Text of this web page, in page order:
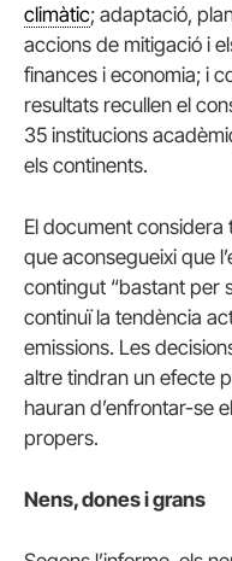
climàtic; adaptació,
accions de mitigació i
finances i economia; i
resultats recullen el
35 institucions
els continents.
El document considera
que aconsegueixi que
contingut “bastant per
continuï la tendència
emissions. Les
altre tindran un efecte
hauran d’enfrontar-se
propers.
Nens, dones i grans